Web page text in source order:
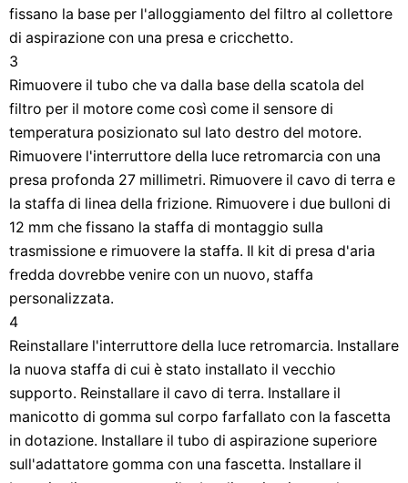
fissano la base per l'alloggiamento del filtro al collettore
di aspirazione con una presa e cricchetto.
3
Rimuovere il tubo che va dalla base della scatola del
filtro per il motore come così come il sensore di
temperatura posizionato sul lato destro del motore.
Rimuovere l'interruttore della luce retromarcia con una
presa profonda 27 millimetri. Rimuovere il cavo di terra e
la staffa di linea della frizione. Rimuovere i due bulloni di
12 mm che fissano la staffa di montaggio sulla
trasmissione e rimuovere la staffa. Il kit di presa d'aria
fredda dovrebbe venire con un nuovo, staffa
personalizzata.
4
Reinstallare l'interruttore della luce retromarcia. Installare
la nuova staffa di cui è stato installato il vecchio
supporto. Reinstallare il cavo di terra. Installare il
manicotto di gomma sul corpo farfallato con la fascetta
in dotazione. Installare il tubo di aspirazione superiore
sull'adattatore gomma con una fascetta. Installare il